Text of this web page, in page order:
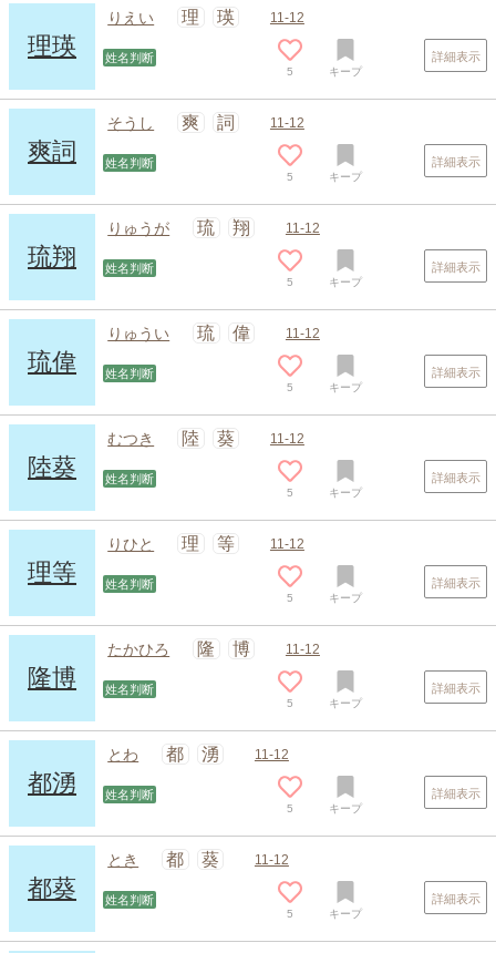
理瑛
りえい 理 瑛 11-12
姓名判断
5 キープ
詳細表示
爽詞
そうし 爽 詞 11-12
姓名判断
5 キープ
詳細表示
琉翔
りゅうが 琉 翔 11-12
姓名判断
5 キープ
詳細表示
琉偉
りゅうい 琉 偉 11-12
姓名判断
5 キープ
詳細表示
陸葵
むつき 陸 葵 11-12
姓名判断
5 キープ
詳細表示
理等
りひと 理 等 11-12
姓名判断
5 キープ
詳細表示
隆博
たかひろ 隆 博 11-12
姓名判断
5 キープ
詳細表示
都湧
とわ 都 湧 11-12
姓名判断
5 キープ
詳細表示
都葵
とき 都 葵 11-12
姓名判断
5 キープ
詳細表示